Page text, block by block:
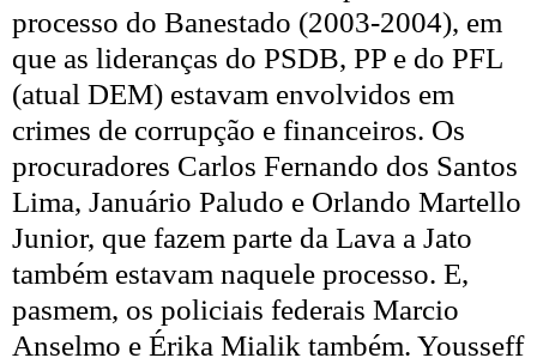
processo do Banestado (2003-2004), em
que as lideranças do PSDB, PP e do PFL
(atual DEM) estavam envolvidos em
crimes de corrupção e financeiros. Os
procuradores Carlos Fernando dos Santos
Lima, Januário Paludo e Orlando Martello
Junior, que fazem parte da Lava a Jato
também estavam naquele processo. E,
pasmem, os policiais federais Marcio
Anselmo e Érika Mialik também. Yousseff